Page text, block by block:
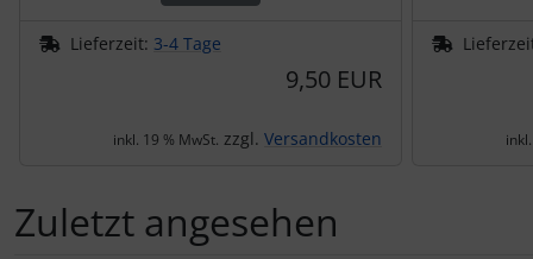
Lieferzeit: 3-4 Tage
9,50 EUR
inkl. 19 % MwSt. zzgl. Versandkosten
Zuletzt angesehen